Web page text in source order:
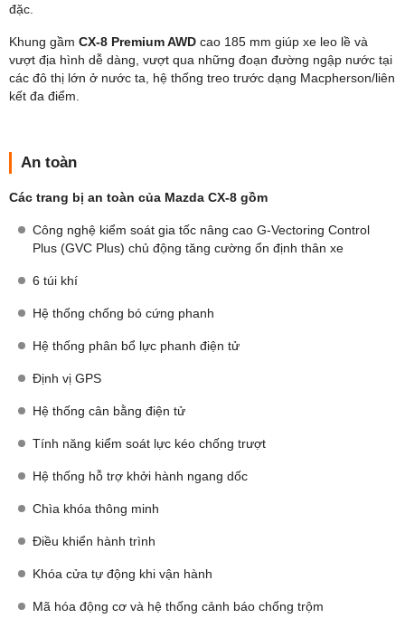
đặc.
Khung gầm CX-8 Premium AWD cao 185 mm giúp xe leo lề và
vượt địa hình dễ dàng, vượt qua những đoạn đường ngập nước tại
các đô thị lớn ở nước ta, hệ thống treo trước dạng Macpherson/liên
kết đa điểm.
An toàn
Các trang bị an toàn của Mazda CX-8 gồm
Công nghệ kiểm soát gia tốc nâng cao G-Vectoring Control
Plus (GVC Plus) chủ động tăng cường ổn định thân xe
6 túi khí
Hệ thống chống bó cứng phanh
Hệ thống phân bổ lực phanh điện tử
Định vị GPS
Hệ thống cân bằng điện tử
Tính năng kiểm soát lực kéo chống trượt
Hệ thống hỗ trợ khởi hành ngang dốc
Chìa khóa thông minh
Điều khiển hành trình
Khóa cửa tự động khi vận hành
Mã hóa động cơ và hệ thống cảnh báo chống trộm